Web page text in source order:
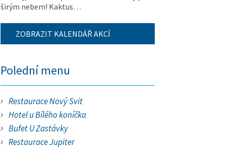
širým nebem! Kaktus…
ZOBRAZIT KALENDÁŘ AKCÍ
Polední menu
Restaurace Nový Svit
Hotel u Bílého koníčka
Bufet U Zastávky
Restaurace Jupiter